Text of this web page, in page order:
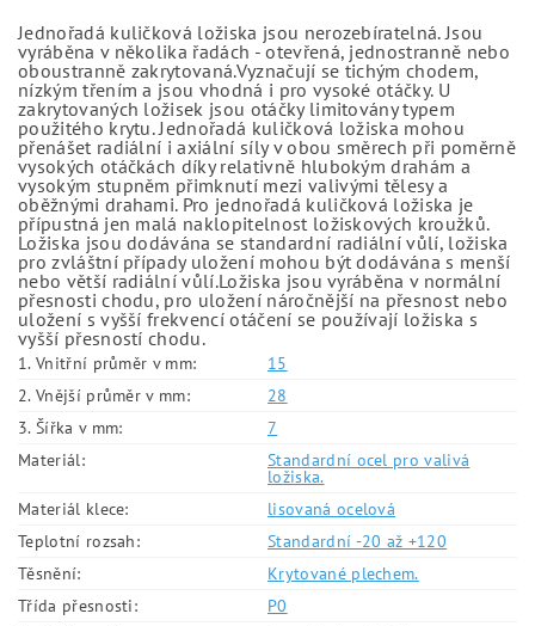
Jednořadá kuličková ložiska jsou nerozebíratelná. Jsou
vyráběna v několika řadách - otevřená, jednostranně nebo
oboustranně zakrytovaná.Vyznačují se tichým chodem,
nízkým třením a jsou vhodná i pro vysoké otáčky. U
zakrytovaných ložisek jsou otáčky limitovány typem
použitého krytu. Jednořadá kuličková ložiska mohou
přenášet radiální i axiální síly v obou směrech při poměrně
vysokých otáčkách díky relativně hlubokým drahám a
vysokým stupněm přimknutí mezi valivými tělesy a
oběžnými drahami. Pro jednořadá kuličková ložiska je
přípustná jen malá naklopitelnost ložiskových kroužků.
Ložiska jsou dodávána se standardní radiální vůlí, ložiska
pro zvláštní případy uložení mohou být dodávána s menší
nebo větší radiální vůlí.Ložiska jsou vyráběna v normální
přesnosti chodu, pro uložení náročnější na přesnost nebo
uložení s vyšší frekvencí otáčení se používají ložiska s
vyšší přesností chodu.
1. Vnitřní průměr v mm:
15
2. Vnější průměr v mm:
28
3. Šířka v mm:
7
Materiál:
Standardní ocel pro valivá
ložiska.
Materiál klece:
lisovaná ocelová
Teplotní rozsah:
Standardní -20 až +120
Těsnění:
Krytované plechem.
Třída přesnosti:
P0